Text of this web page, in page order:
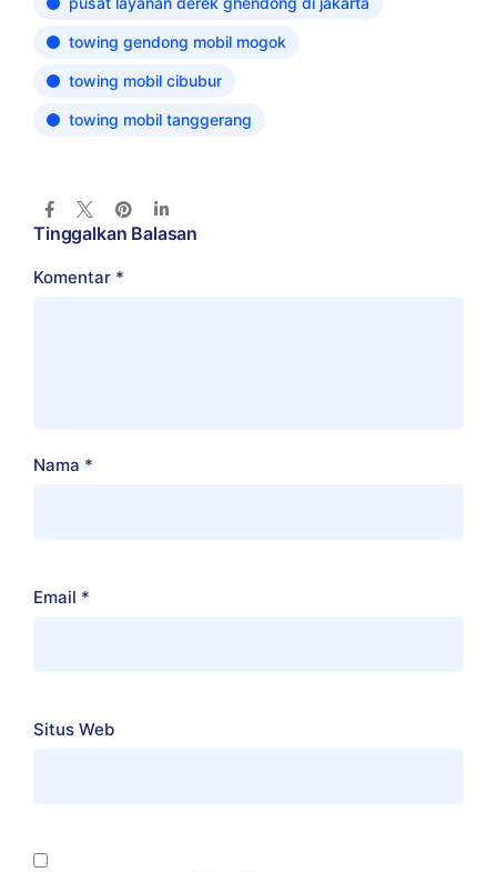
towing gendong mobil mogok
towing mobil cibubur
towing mobil tanggerang
Tinggalkan Balasan
Komentar *
Nama *
Email *
Situs Web